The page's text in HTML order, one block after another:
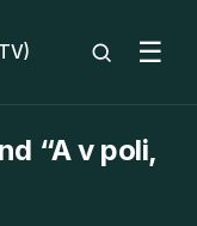
☰
“A v poli,